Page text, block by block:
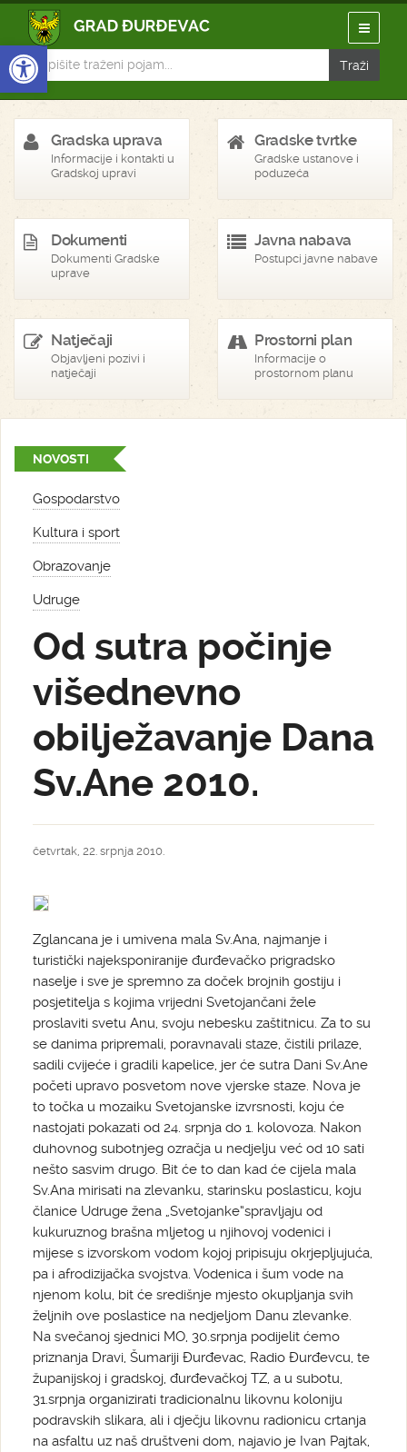
Open toolbar
Gradska uprava
Informacije i kontakti u
Gradskoj upravi
Gradske tvrtke
Gradske ustanove i
poduzeća
Dokumenti
Dokumenti Gradske
uprave
Javna nabava
Postupci javne nabave
Natječaji
Objavljeni pozivi i
natječaji
Prostorni plan
Informacije o
prostornom planu
NOVOSTI
Gospodarstvo
Kultura i sport
Obrazovanje
Udruge
Od sutra počinje
višednevno
obilježavanje Dana
Sv.Ane 2010.
četvrtak, 22. srpnja 2010.
Zglancana je i umivena mala Sv.Ana, najmanje i
turistički najeksponiranije đurđevačko prigradsko
naselje i sve je spremno za doček brojnih gostiju i
posjetitelja s kojima vrijedni Svetojančani žele
proslaviti svetu Anu, svoju nebesku zaštitnicu. Za to su
se danima pripremali, poravnavali staze, čistili prilaze,
sadili cvijeće i gradili kapelice, jer će sutra Dani Sv.Ane
početi upravo posvetom nove vjerske staze. Nova je
to točka u mozaiku Svetojanske izvrsnosti, koju će
nastojati pokazati od 24. srpnja do 1. kolovoza. Nakon
duhovnog subotnjeg ozračja u nedjelju već od 10 sati
nešto sasvim drugo. Bit će to dan kad će cijela mala
Sv.Ana mirisati na zlevanku, starinsku poslasticu, koju
članice Udruge žena „Svetojanke“spravljaju od
kukuruznog brašna mljetog u njihovoj vodenici i
mijese s izvorskom vodom kojoj pripisuju okrjepljujuća,
pa i afrodizijačka svojstva. Vodenica i šum vode na
njenom kolu, bit će središnje mjesto okupljanja svih
željnih ove poslastice na nedjeljom Danu zlevanke.
Na svečanoj sjednici MO, 30.srpnja podijelit ćemo
priznanja Dravi, Šumariji Đurđevac, Radio Đurđevcu, te
županijskoj i gradskoj, đurđevačkoj TZ, a u subotu,
31.srpnja organizirati tradicionalnu likovnu koloniju
podravskih slikara, ali i dječju likovnu radionicu crtanja
na asfaltu uz naš društveni dom, najavio je Ivan Pajtak,